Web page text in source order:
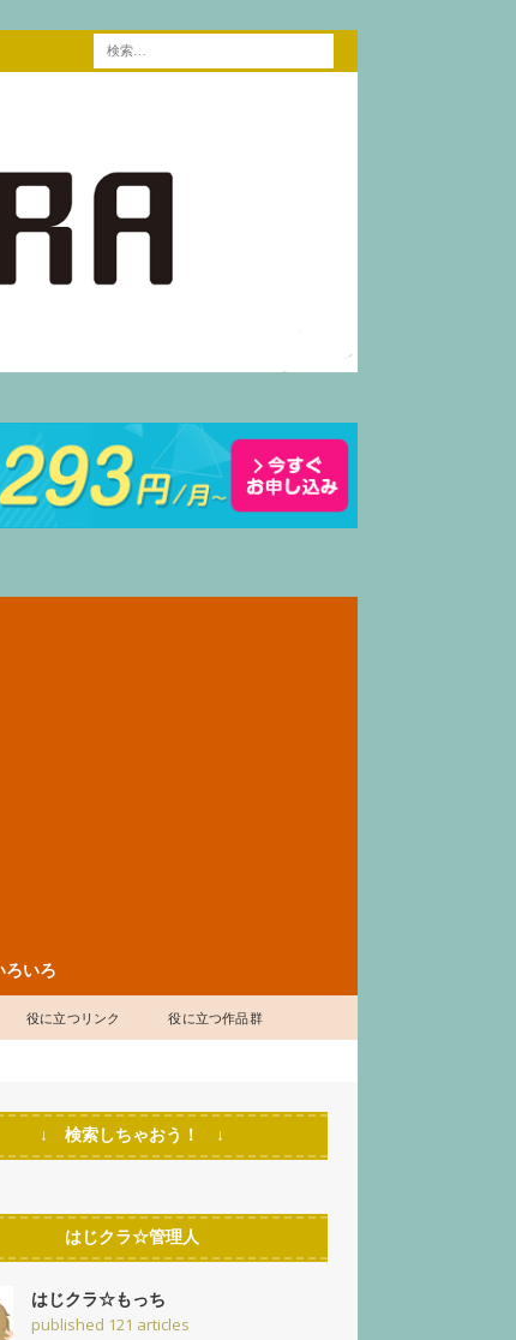
ろいろ
役に立つリンク 役に立つ作品群
↓ 検索しちゃおう！ ↓
はじクラ☆管理人
はじクラ☆もっち
published 121 articles